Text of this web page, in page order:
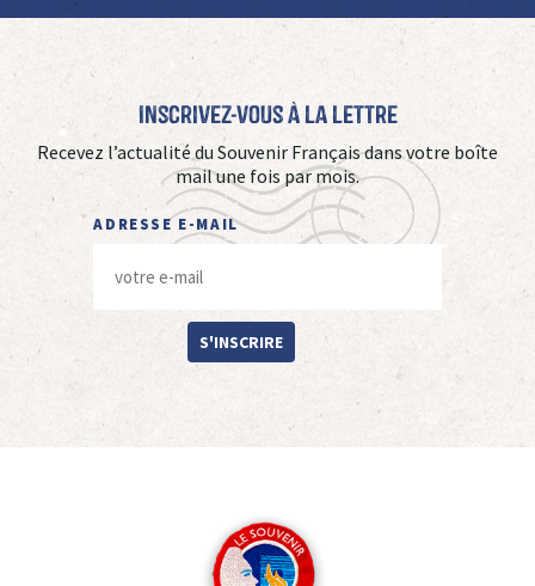
Inscrivez-vous à La Lettre
Recevez l’actualité du Souvenir Français dans votre boîte
mail une fois par mois.
ADRESSE E-MAIL
S'INSCRIRE